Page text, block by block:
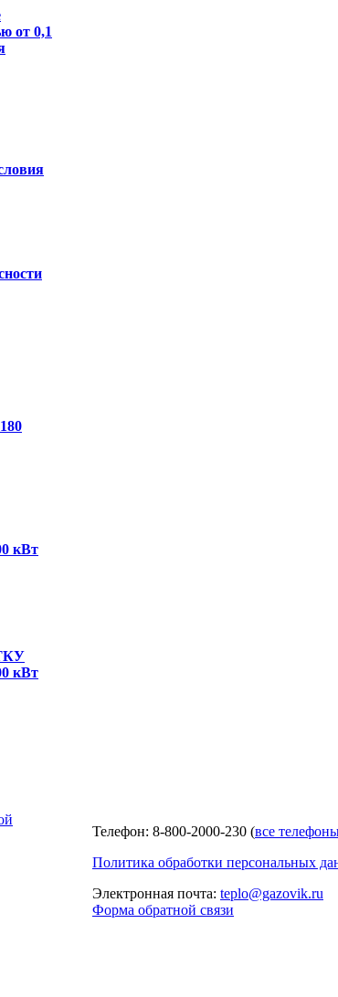
от 0,1
кВт
кВт
Телефон: 8-800-2000-230 (все
Политика обработки персональных
Электронная почта: teplo@gazovik.ru
Форма обратной связи